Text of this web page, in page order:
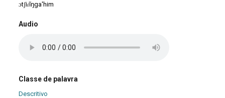
ɔtʃiɾĩŋga'him
Audio
Classe de palavra
Descritivo